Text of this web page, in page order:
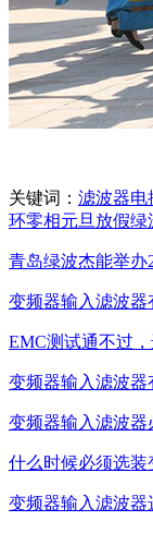
关键词： 滤波器电
环零相元旦 放假绿
青岛绿波杰能举办
变频器输入滤波器
EMC测试通不过
变频器输入滤波器
变频器输入滤波器
什么时候必须选装
变频器输入滤波器